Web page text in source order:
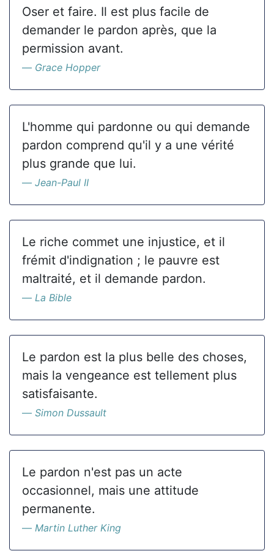
Oser et faire. Il est plus facile de
demander le pardon après, que la
permission avant.
Grace Hopper
L'homme qui pardonne ou qui demande
pardon comprend qu'il y a une vérité
plus grande que lui.
Jean-Paul II
Le riche commet une injustice, et il
frémit d'indignation ; le pauvre est
maltraité, et il demande pardon.
La Bible
Le pardon est la plus belle des choses,
mais la vengeance est tellement plus
satisfaisante.
Simon Dussault
Le pardon n'est pas un acte
occasionnel, mais une attitude
permanente.
Martin Luther King